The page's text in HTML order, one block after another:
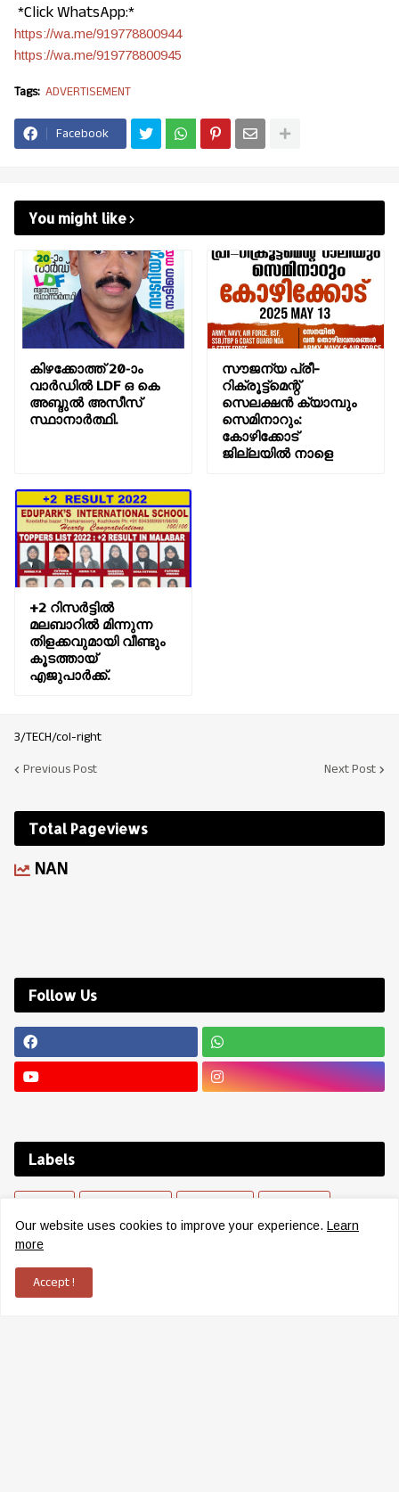
*Click WhatsApp:*
https://wa.me/919778800944
https://wa.me/919778800945
Tags: ADVERTISEMENT
Facebook
You might like
കിഴക്കോത്ത് 20-ാം
വാർഡിൽ LDF ഒ കെ
അബ്ദുൽ അസീസ്
സ്ഥാനാർത്ഥി.
സൗജന്യ പ്രീ-
റിക്രൂട്ട്മെന്റ്
സെലക്ഷൻ ക്യാമ്പും
സെമിനാറും:
കോഴിക്കോട്
ജില്ലയിൽ നാളെ
+2 റിസർട്ടിൽ
മലബാറിൽ മിന്നുന്ന
തിളക്കവുമായി വീണ്ടും
കൂടത്തായ്
എജുപാർക്ക്.
3/TECH/col-right
Previous Post
Next Post
Total Pageviews
NAN
Follow Us
Labels
KOZHIKODE
THAMARASSERY POONOOR
KODUVALLY
INTERNATIONAL
MADAVOOR
Our website uses cookies to improve your experience. Learn
more
Accept !